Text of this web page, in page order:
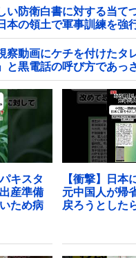
い防衛白書に対する当て
本の領土で軍事訓練を強
察動画にケチを付けたタ
と黒電話の呼び方であ
キスタ
産準備
ため病
【衝撃】日本
元中国人が帰
戻ろうとした